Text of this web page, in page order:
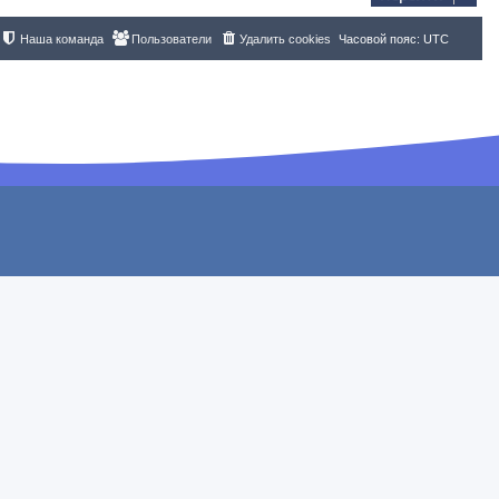
Часовой пояс: UTC
Удалить cookies
Пользователи
Наша команда